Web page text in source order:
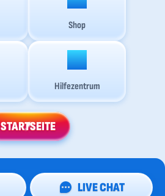
Shop
Hilfezentrum
STARTSEITE
LIVE CHAT